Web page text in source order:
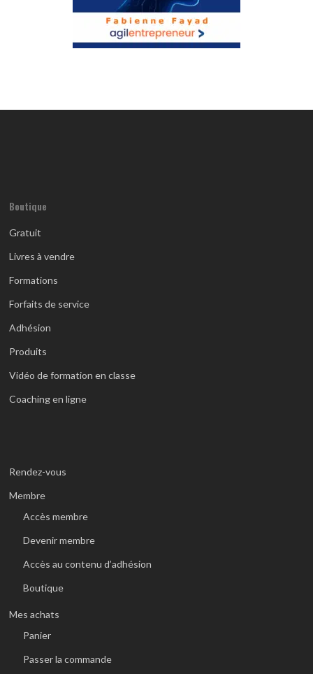
Boutique
Gratuit
Livres à vendre
Formations
Forfaits de service
Adhésion
Produits
Vidéo de formation en classe
Coaching en ligne
Rendez-vous
Membre
Accès membre
Devenir membre
Accès au contenu d’adhésion
Boutique
Mes achats
Panier
Passer la commande